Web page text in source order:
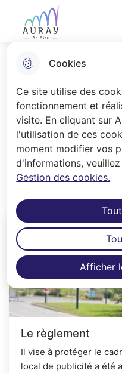
Cookies
Ce site utilise des
fonctionnement et
visite. En cliquant sur
l'utilisation de ces
moment modifier vos
d'informations,
Gestion des cookies.
Afficher
Aller
au
menu
Ville Auray
Accueil
Il vise à protéger
Le règlement
obligations
Le règlement
Il vise à protéger le
local de publicité a été